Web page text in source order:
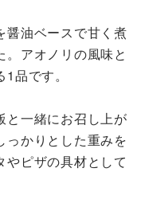
醤油ベースで甘く煮
アオノリの風味と
品です。
と一緒にお召し上が
っかりとした重みを
ピザの具材として